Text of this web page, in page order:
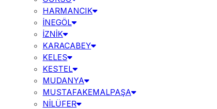
HARMANCIK
İNEGÖL
İZNİK
KARACABEY
KELES
KESTEL
MUDANYA
MUSTAFAKEMALPAŞA
NİLÜFER